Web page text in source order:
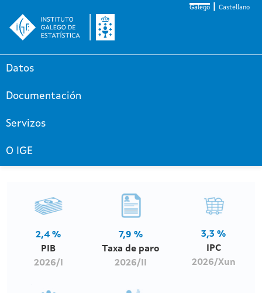
Galego Castellano
Datos
Documentación
Servizos
O IGE
2,4 %
PIB
2026/I
7,9 %
Taxa de paro
2026/II
3,3 %
IPC
2026/Xun